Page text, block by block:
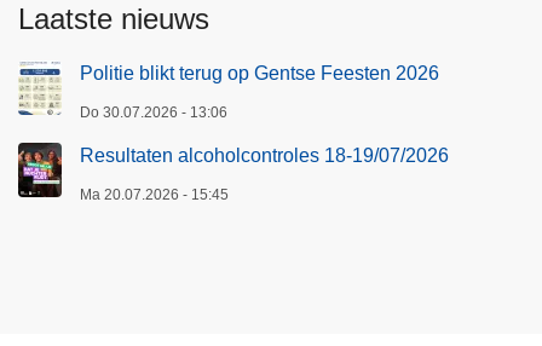
Laatste nieuws
Politie blikt terug op Gentse Feesten 2026
Do 30.07.2026 - 13:06
Resultaten alcoholcontroles 18-19/07/2026
Ma 20.07.2026 - 15:45